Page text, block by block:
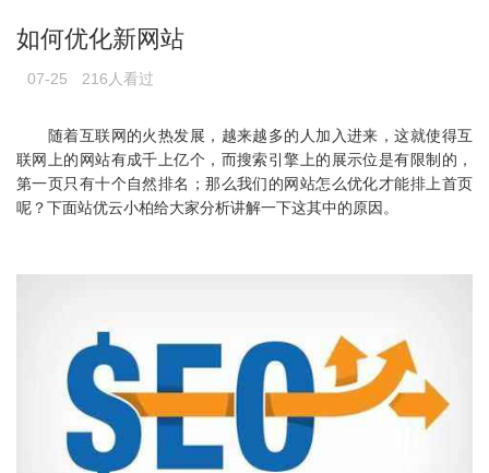
如何优化新网站
07-25 216人看过
随着互联网的火热发展，越来越多的人加入进来，这就使得互
联网上的网站有成千上亿个，而搜索引擎上的展示位是有限制的，
第一页只有十个自然排名；那么我们的网站怎么优化才能排上首页
呢？下面站优云小柏给大家分析讲解一下这其中的原因。